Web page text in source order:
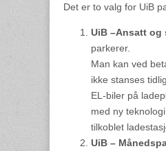
Det er to valg for UiB
UiB –Ansatt og
parkerer.
Man kan ved
ikke stanses
EL-biler på
med ny
tilkoblet
UiB –